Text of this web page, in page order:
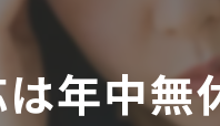
年中無